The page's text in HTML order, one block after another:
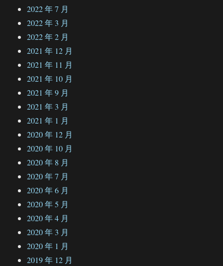
2022 年 7 月
2022 年 3 月
2022 年 2 月
2021 年 12 月
2021 年 11 月
2021 年 10 月
2021 年 9 月
2021 年 3 月
2021 年 1 月
2020 年 12 月
2020 年 10 月
2020 年 8 月
2020 年 7 月
2020 年 6 月
2020 年 5 月
2020 年 4 月
2020 年 3 月
2020 年 1 月
2019 年 12 月